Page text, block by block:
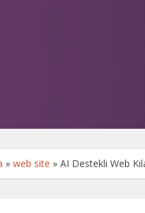
» web site » AI Destekli Web